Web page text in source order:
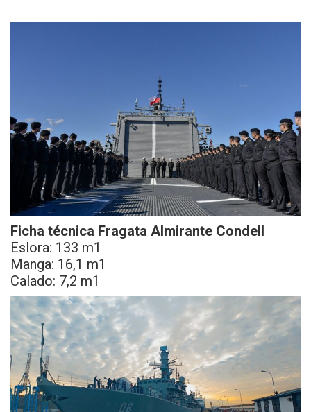
Ficha técnica Fragata Almirante Condell
Eslora: 133 m1
Manga: 16,1 m1
Calado: 7,2 m1